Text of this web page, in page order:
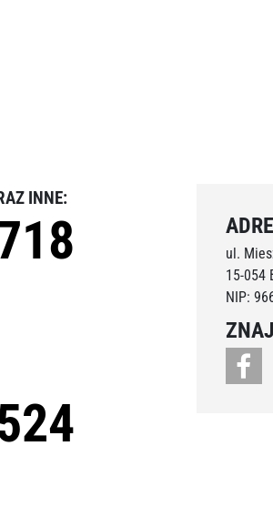
INNE:
ul.
15-054
NIP: